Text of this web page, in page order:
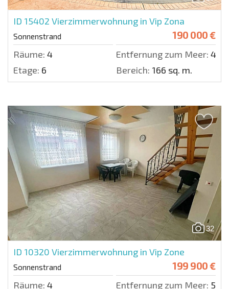
ID 15402 Vierzimmerwohnung in Vip Zona
Sonnenstrand 190 000 €
Räume: 4 Entfernung zum Meer: 400
Etage: 6 Bereich: 166 sq. m.
32
ID 10320 Vierzimmerwohnung in Vip Zone
Sonnenstrand 199 900 €
Räume: 4 Entfernung zum Meer: 500